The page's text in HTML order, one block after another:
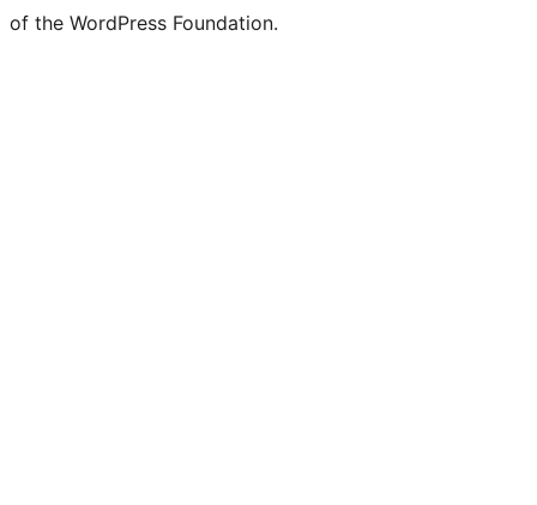
of the WordPress Foundation.